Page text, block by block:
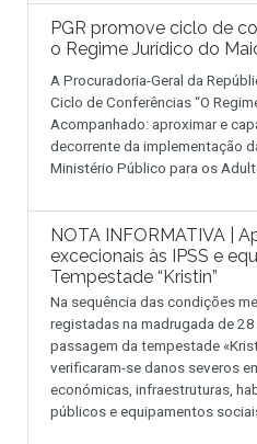
PGR promove ciclo de
o Regime Jurídico do
A Procuradoria-Geral da
Ciclo de Conferências “O
Acompanhado: aproximar e
decorrente da implementação
Ministério Público para os
NOTA INFORMATIVA |
excecionais às IPSS e
Tempestade “Kristin”
Na sequência das condições
registadas na madrugada de
passagem da tempestade
verificaram-se danos severos
económicas, infraestruturas,
públicos e equipamentos